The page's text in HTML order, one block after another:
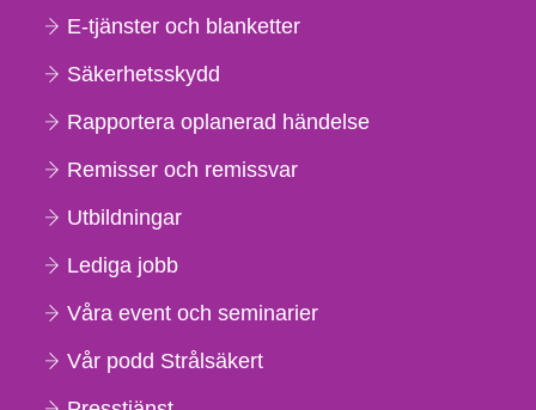
E-tjänster och blanketter
Säkerhetsskydd
Rapportera oplanerad händelse
Remisser och remissvar
Utbildningar
Lediga jobb
Våra event och seminarier
Vår podd Strålsäkert